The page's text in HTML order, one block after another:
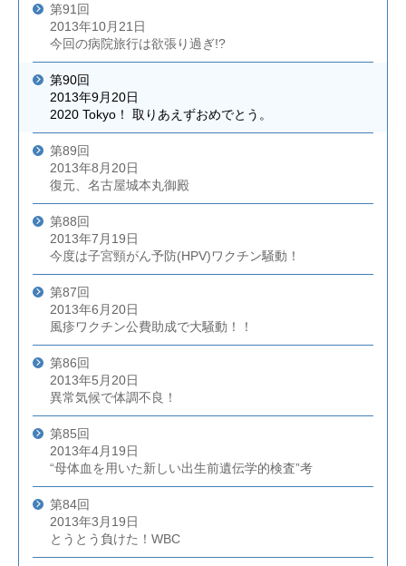
第91回
2013年10月21日
今回の病院旅行は欲張り過ぎ!?
第90回
2013年9月20日
2020 Tokyo！ 取りあえずおめでとう。
第89回
2013年8月20日
復元、名古屋城本丸御殿
第88回
2013年7月19日
今度は子宮頸がん予防(HPV)ワクチン騒動！
第87回
2013年6月20日
風疹ワクチン公費助成で大騒動！！
第86回
2013年5月20日
異常気候で体調不良！
第85回
2013年4月19日
“母体血を用いた新しい出生前遺伝学的検査”考
第84回
2013年3月19日
とうとう負けた！WBC